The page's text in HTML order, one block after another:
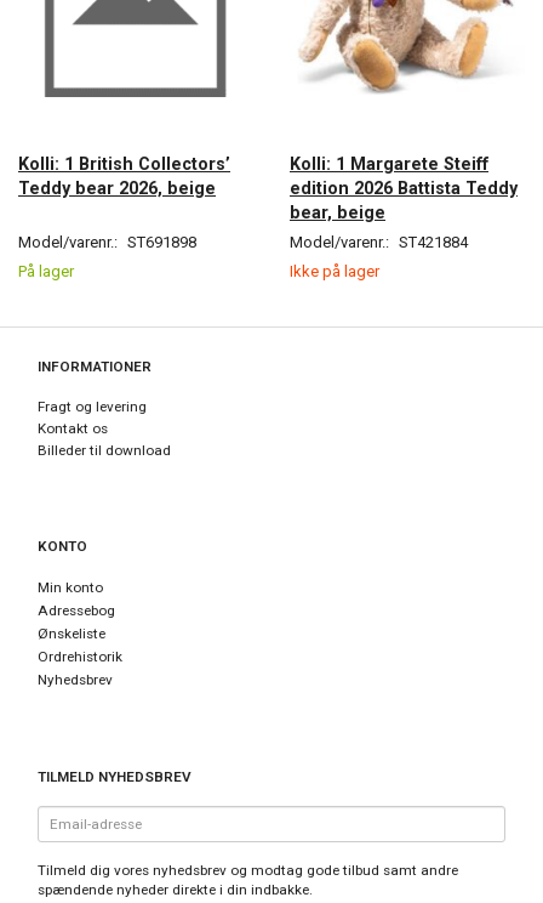
Kolli: 1 British Collectors’
Teddy bear 2026, beige
Model/varenr.: ST691898
På lager
Kolli: 1 Margarete Steiff
edition 2026 Battista Teddy
bear, beige
Model/varenr.: ST421884
Ikke på lager
INFORMATIONER
Fragt og levering
Kontakt os
Billeder til download
KONTO
Min konto
Adressebog
Ønskeliste
Ordrehistorik
Nyhedsbrev
TILMELD NYHEDSBREV
Email-
adresse
Tilmeld dig vores nyhedsbrev og modtag gode tilbud samt andre
spændende nyheder direkte i din indbakke.